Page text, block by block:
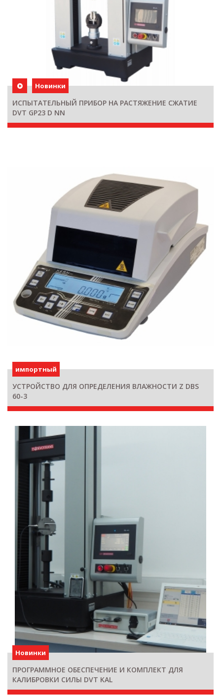
Новинки
ИСПЫТАТЕЛЬНЫЙ ПРИБОР НА РАСТЯЖЕНИЕ СЖАТИЕ
DVT GP23 D NN
импортный
УСТРОЙСТВО ДЛЯ ОПРЕДЕЛЕНИЯ ВЛАЖНОСТИ Z DBS
60-3
Новинки
ПРОГРАММНОЕ ОБЕСПЕЧЕНИЕ И КОМПЛЕКТ ДЛЯ
КАЛИБРОВКИ СИЛЫ DVT KAL